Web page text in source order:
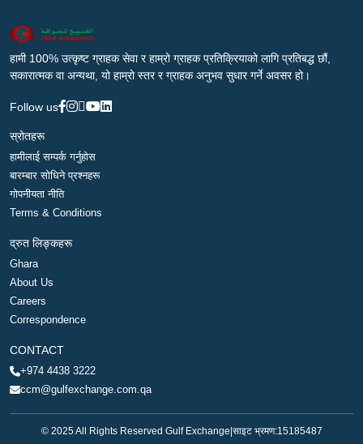
हामी 100% उत्कृष्ट ग्राहक सेवा र हाम्रो ग्राहक प्रतिक्रियाको लागि प्रतिबद्ध छौं,
सकारात्मक वा अन्यथा, यो हाम्रो स्तर र ग्राहक अनुभव सुधार गर्ने अवसर हो।
Follow us
स्रोतहरू
हामीलाई सम्पर्क गर्नुहोस
बारम्बार सोधिने प्रश्नहरू
गोपनीयता नीति
Terms & Conditions
द्रुत लिङ्कहरू
Ghara
About Us
Careers
Correspondence
CONTACT
+974 4438 3222
ccm@gulfexchange.com.qa
© 2025 All Rights Reserved Gulf Exchange साइट भ्रमण:15185487